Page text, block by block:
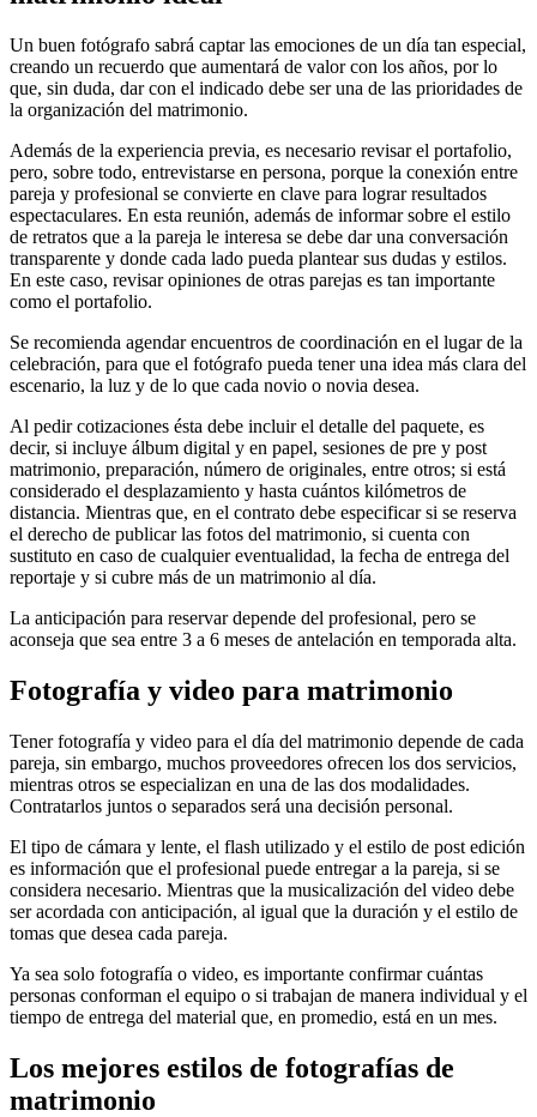
Un buen fotógrafo sabrá captar las emociones de un día tan especial,
creando un recuerdo que aumentará de valor con los años, por lo
que, sin duda, dar con el indicado debe ser una de las prioridades de
la organización del matrimonio.
Además de la experiencia previa, es necesario revisar el portafolio,
pero, sobre todo, entrevistarse en persona, porque la conexión entre
pareja y profesional se convierte en clave para lograr resultados
espectaculares. En esta reunión, además de informar sobre el estilo
de retratos que a la pareja le interesa se debe dar una conversación
transparente y donde cada lado pueda plantear sus dudas y estilos.
En este caso, revisar opiniones de otras parejas es tan importante
como el portafolio.
Se recomienda agendar encuentros de coordinación en el lugar de la
celebración, para que el fotógrafo pueda tener una idea más clara del
escenario, la luz y de lo que cada novio o novia desea.
Al pedir cotizaciones ésta debe incluir el detalle del paquete, es
decir, si incluye álbum digital y en papel, sesiones de pre y post
matrimonio, preparación, número de originales, entre otros; si está
considerado el desplazamiento y hasta cuántos kilómetros de
distancia. Mientras que, en el contrato debe especificar si se reserva
el derecho de publicar las fotos del matrimonio, si cuenta con
sustituto en caso de cualquier eventualidad, la fecha de entrega del
reportaje y si cubre más de un matrimonio al día.
La anticipación para reservar depende del profesional, pero se
aconseja que sea entre 3 a 6 meses de antelación en temporada alta.
Fotografía y video para matrimonio
Tener fotografía y video para el día del matrimonio depende de cada
pareja, sin embargo, muchos proveedores ofrecen los dos servicios,
mientras otros se especializan en una de las dos modalidades.
Contratarlos juntos o separados será una decisión personal.
El tipo de cámara y lente, el flash utilizado y el estilo de post edición
es información que el profesional puede entregar a la pareja, si se
considera necesario. Mientras que la musicalización del video debe
ser acordada con anticipación, al igual que la duración y el estilo de
tomas que desea cada pareja.
Ya sea solo fotografía o video, es importante confirmar cuántas
personas conforman el equipo o si trabajan de manera individual y el
tiempo de entrega del material que, en promedio, está en un mes.
Los mejores estilos de fotografías de
matrimonio